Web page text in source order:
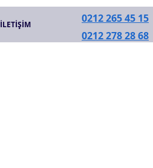
İLETİŞİM
0212 265 45 15
0212 278 28 68